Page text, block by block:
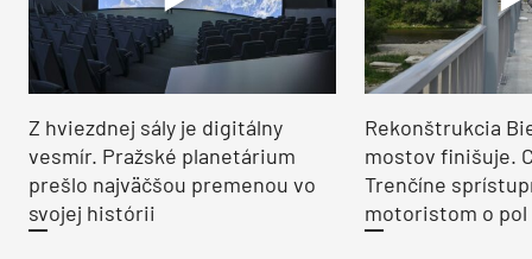
Z hviezdnej sály je digitálny
vesmír. Pražské planetárium
prešlo najväčšou premenou vo
svojej histórii
Rekonštrukcia
mostov finišuje.
Trenčíne
motoristom o pol